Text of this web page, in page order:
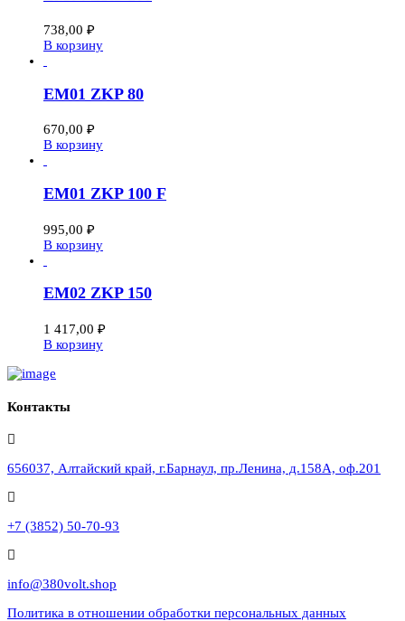
738,00 ₽
В корзину
EM01 ZKP 80
670,00 ₽
В корзину
EM01 ZKP 100 F
995,00 ₽
В корзину
EM02 ZKP 150
1 417,00 ₽
В корзину
Контакты
656037, Алтайский край, г.Барнаул, пр.Ленина, д.158А, оф.201
+7 (3852) 50-70-93
info@380volt.shop
Политика в отношении обработки персональных данных